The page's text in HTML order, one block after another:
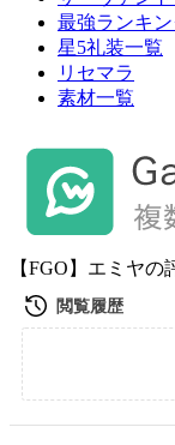
最強ランキ
星5礼装一覧
リセマラ
素材一覧
【FGO】エミヤ